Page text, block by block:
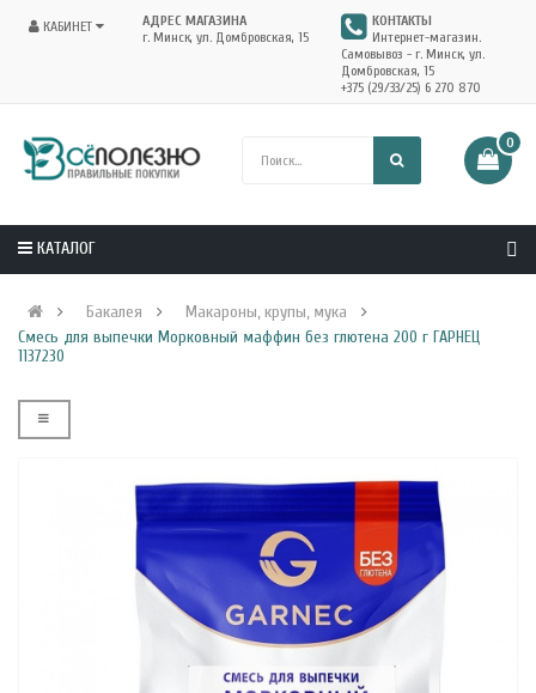
КАБИНЕТ
АДРЕС МАГАЗИНА
г. Минск, ул. Домбровская, 15
КОНТАКТЫ
Интернет-магазин.
Самовывоз - г. Минск, ул.
Домбровская, 15
+375 (29/33/25) 6 270 870
0
КАТАЛОГ
Бакалея
Макароны, крупы, мука
Смесь для выпечки Морковный маффин без глютена 200 г ГАРНЕЦ
1137230